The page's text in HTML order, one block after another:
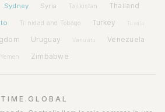
Sydney Syria Tajikistan Thailand
Trinidad and Tobago Turkey Tuvalu
Uruguay Vanuatu Venezuela
Yemen Zimbabwe
TIME.GLOBAL